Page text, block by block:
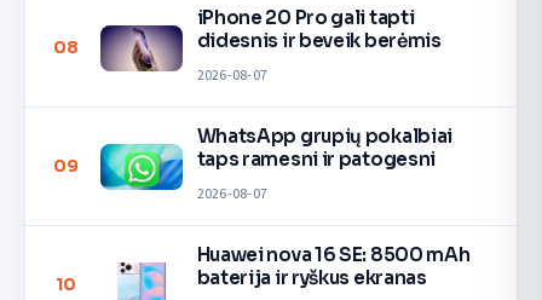
08
iPhone 20 Pro gali tapti
didesnis ir beveik berėmis
2026-08-07
09
WhatsApp grupių pokalbiai
taps ramesni ir patogesni
2026-08-07
10
Huawei nova 16 SE: 8500 mAh
baterija ir ryškus ekranas